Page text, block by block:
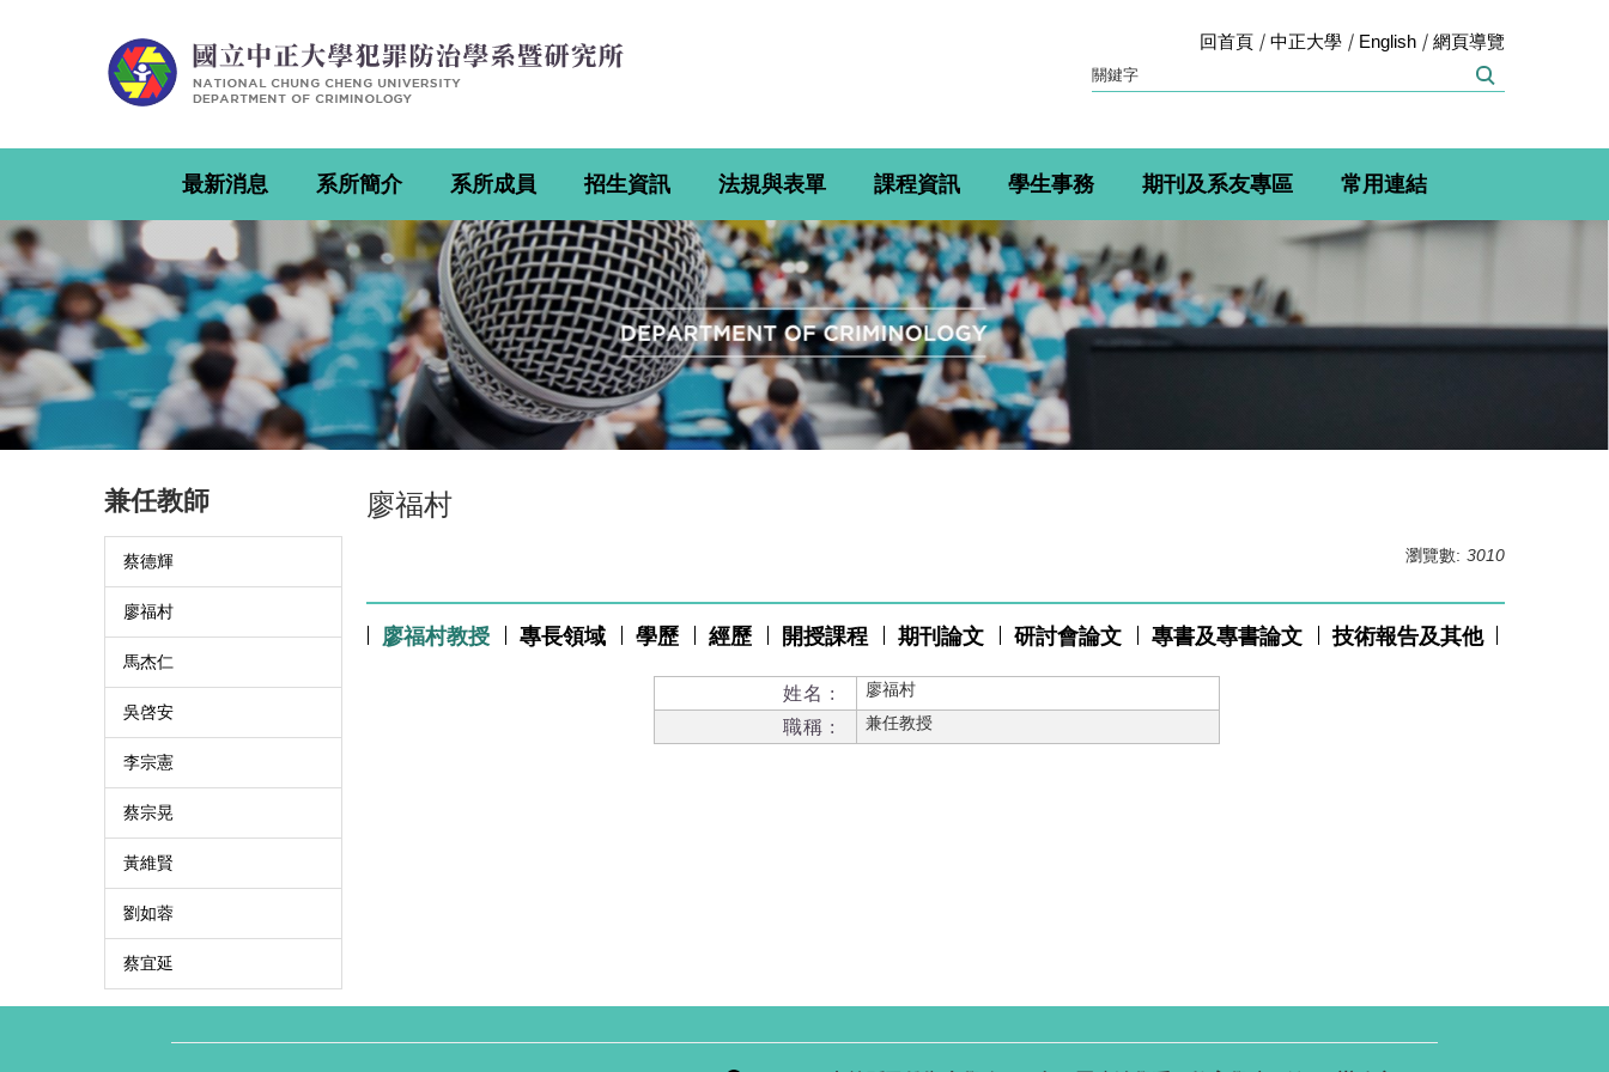
回首頁 中正大學 English 網頁導覽
最新消息 系所簡介 系所成員 招生資訊 法規與表單 課程資訊 學生事務 期刊及系友專區 常用連結
兼任教師
蔡德輝
廖福村
馬杰仁
吳啓安
李宗憲
蔡宗晃
黃維賢
劉如蓉
蔡宜延
廖福村
瀏覽數: 3010
廖福村教授 專長領域 學歷 經歷 開授課程 期刊論文 研討會論文 專書及專書論文 技術報告及其他
姓名 : 廖福村
職稱 : 兼任教授